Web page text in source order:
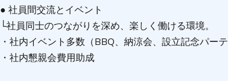
● 社員間交流とイベント
└社員同士のつながりを深め、楽しく働ける環境。
・社内イベント多数（BBQ、納涼会、設立記念パー
・社内懇親会費用助成